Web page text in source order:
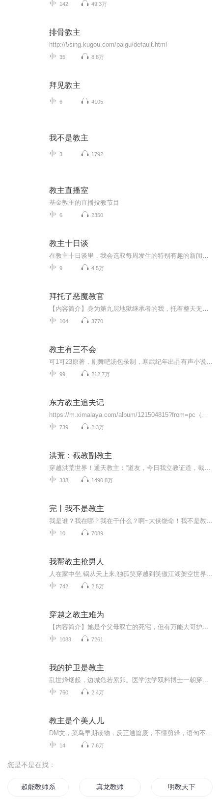
142 49.3万
排骨教主
http://5sing.kugou.com/paigu/default.html
35 8.8万
拜见教主
6 4105
我不是教主
3 1792
教主直播室
基金教主的直播投教节目
6 2350
教主十日谈
9 4.5万
拜托了恶魔教官
104 3770
教主有三不会
99 212.7万
东方教主追夫记
739 2.3万
洪荒：截教副教主
338 1490.8万
完丨我不是教主
10 7089
我帮教主抢男人
742 2.5万
穿越之教主难为
1083 7261
我的护卫是教主
760 2.4万
教主是个美人儿
14 7.6万
您是不是在找：
超能教师系统 真龙教师 明教天下